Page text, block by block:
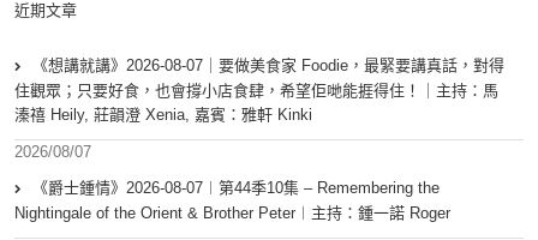
近期文章
《想講就講》2026-08-07｜要做美食家 Foodie，最緊要講真話，對得
住觀眾；只要好食，也會撐小店食肆，希望佢哋能捱得住！｜主持：馬
溱禧 Heily, 莊韻澄 Xenia, 嘉賓：雅軒 Kinki
2026/08/07
《爵士鍾情》2026-08-07︱第44季10集 – Remembering the
Nightingale of the Orient & Brother Peter︱主持：鍾一諾 Roger